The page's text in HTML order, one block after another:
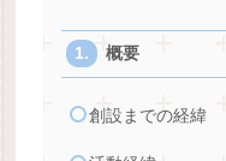
概要
創設までの経緯